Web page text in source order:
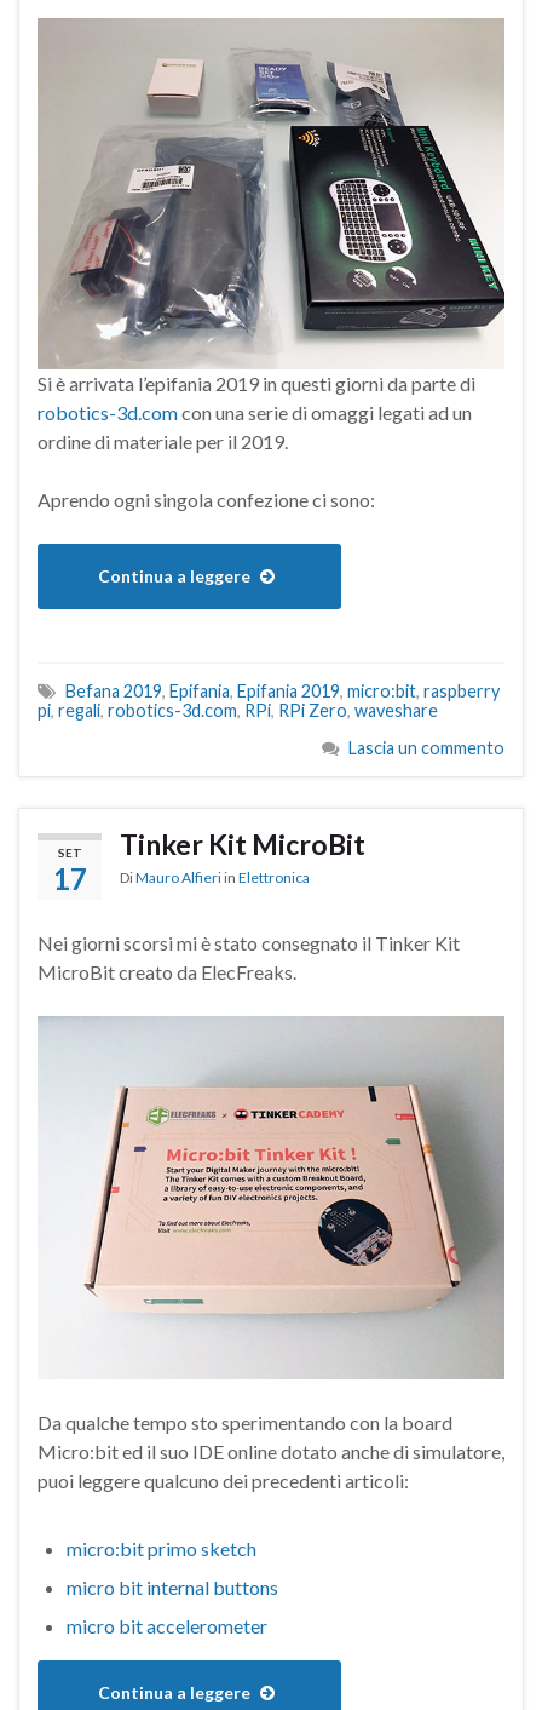
Si è arrivata l’epifania 2019 in questi giorni da parte di
robotics-3d.comcon una serie di omaggi legati ad un
ordine di materiale per il 2019.
Aprendo ogni singola confezione ci sono:
Continua a leggere
Befana 2019, Epifania, Epifania 2019, micro:bit, raspberry
pi, regali, robotics-3d.com, RPi, RPi Zero, waveshare
Lascia un commento
SET
17
Tinker Kit MicroBit
DiMauro Alfieri in Elettronica
Nei giorni scorsi mi è stato consegnato il Tinker Kit
MicroBit creato da ElecFreaks.
Da qualche tempo sto sperimentando con la board
Micro:bit ed il suo IDE online dotato anche di simulatore,
puoi leggere qualcuno dei precedenti articoli:
micro:bit primo sketch
micro bit internal buttons
micro bit accelerometer
Continua a leggere